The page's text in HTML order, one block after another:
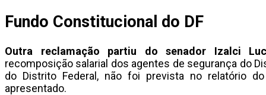
Fundo Constitucional do DF
Outra reclamação partiu do senador Izalci
recomposição salarial dos agentes de segurança do
do Distrito Federal, não foi prevista no relatório
apresentado.